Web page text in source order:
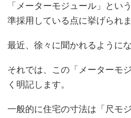
「メーターモジュール」とい
準採用している点に挙げられま
最近、徐々に聞かれるように
それでは、この「メーターモ
く明記します。
一般的に住宅の寸法は「尺モ